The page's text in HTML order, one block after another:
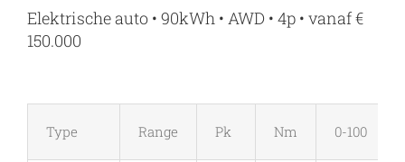
Elektrische auto • 90kWh • AWD • 4p • vanaf €
150.000
Type Range Pk Nm 0-100